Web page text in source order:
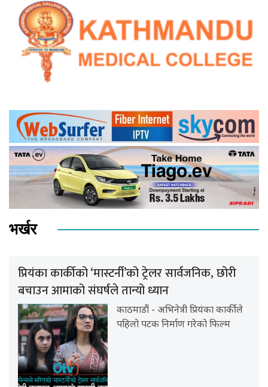
भर्खर
प्रियंका कार्कीको ‘मास्टर्नी’को ट्रेलर सार्वजनिक, छोरी
बचाउन आमाको संघर्षले तान्यो ध्यान
काठमाडौं - अभिनेत्री प्रियंका कार्कीले
पहिलो पटक निर्माण गरेको फिल्म